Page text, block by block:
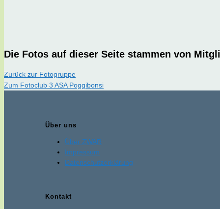
Die Fotos auf dieser Seite stammen von
Zurück zur Fotogruppe
Zum Fotoclub 3 ASA Poggibonsi
Über uns
Über ZWAR
Impressum
Datenschutzerklärung
Kontakt